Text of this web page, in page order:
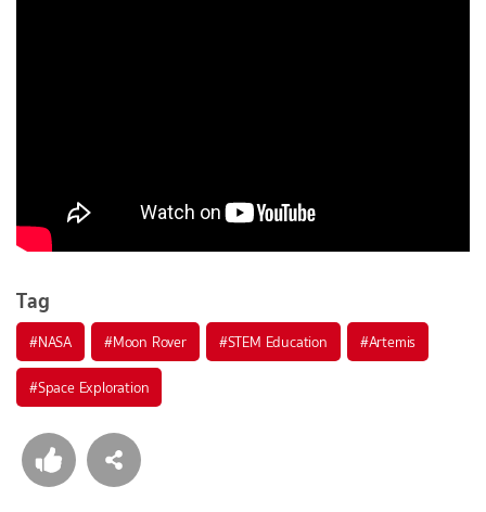
Tag
#NASA #Moon Rover #STEM Education #Artemis
#Space Exploration